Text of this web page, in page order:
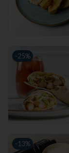
-25%
-13%